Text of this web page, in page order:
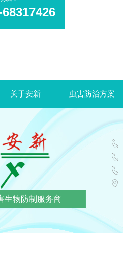
关于安新 虫害防治方案
生物防制服务商